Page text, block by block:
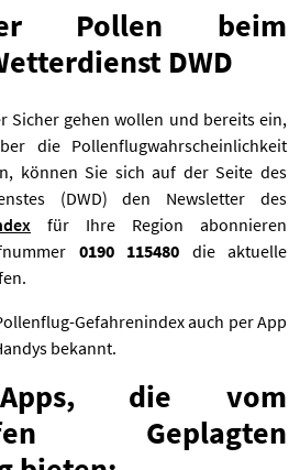
Pollen beim
DWD
Sicher gehen wollen und bereits ein,
die Pollenflugwahrscheinlichkeit
können Sie sich auf der Seite des
(DWD) den Newsletter des
für Ihre Region abonnieren
0190 115480 die aktuelle
Gefahrenindex auch per App
bekannt.
die vom
Geplagten